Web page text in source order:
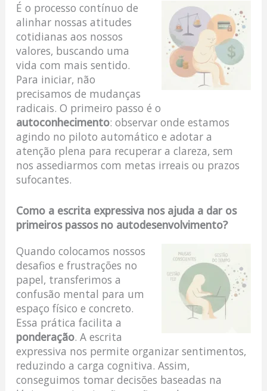
É o processo contínuo de
alinhar nossas atitudes
cotidianas aos nossos
valores, buscando uma
vida com mais sentido.
Para iniciar, não
precisamos de mudanças
radicais. O primeiro passo é o
autoconhecimento: observar onde estamos
agindo no piloto automático e adotar a
atenção plena para recuperar a clareza, sem
nos assediarmos com metas irreais ou prazos
sufocantes.
Como a escrita expressiva nos ajuda a dar os
primeiros passos no autodesenvolvimento?
Quando colocamos nossos
desafios e frustrações no
papel, transferimos a
confusão mental para um
espaço físico e concreto.
Essa prática facilita a
ponderação. A escrita
expressiva nos permite organizar sentimentos,
reduzindo a carga cognitiva. Assim,
conseguimos tomar decisões baseadas na